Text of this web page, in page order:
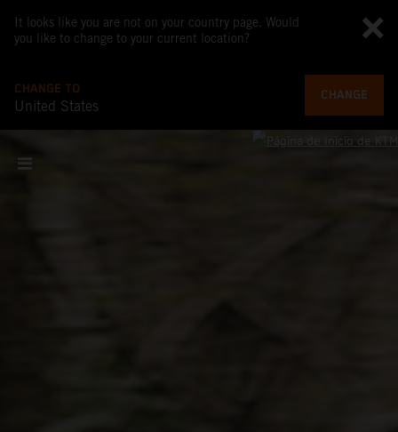
It looks like you are not on your country page. Would
you like to change to your current location?
CHANGE TO
United States
CHANGE